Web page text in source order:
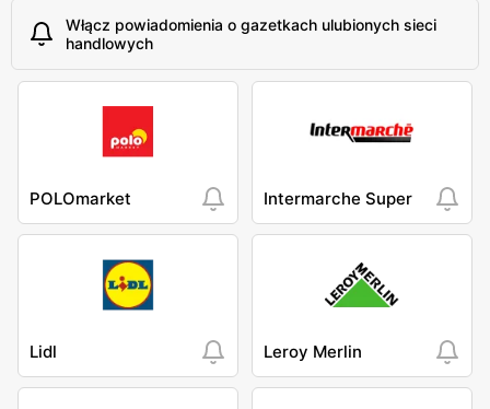
Włącz powiadomienia o gazetkach ulubionych sieci
handlowych
POLOmarket Intermarche Super
Lidl Leroy Merlin